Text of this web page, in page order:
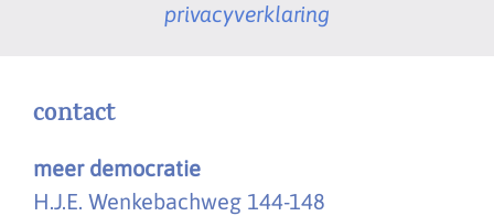
privacyverklaring
contact
meer democratie
H.J.E. Wenkebachweg 144-148